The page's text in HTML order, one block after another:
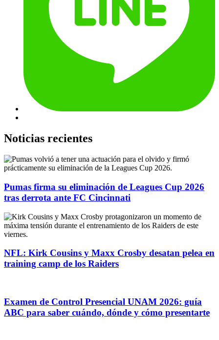
Noticias recientes
Pumas firma su eliminación de Leagues Cup 2026
tras derrota ante FC Cincinnati
NFL: Kirk Cousins y Maxx Crosby desatan pelea en
training camp de los Raiders
Examen de Control Presencial UNAM 2026: guía
ABC para saber cuándo, dónde y cómo presentarte